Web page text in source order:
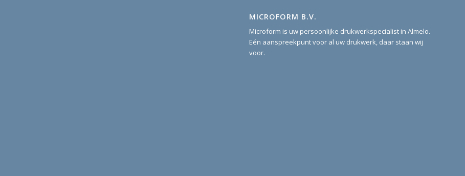
MICROFORM B.V.
Microform is uw persoonlijke drukwerkspecialist in Almelo.
Eén aanspreekpunt voor al uw drukwerk, daar staan wij
voor.